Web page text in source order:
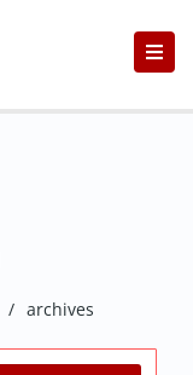
/ archives